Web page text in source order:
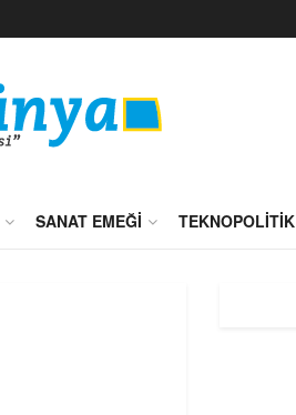
SANAT EMEĞI TEKNOPOLITIK